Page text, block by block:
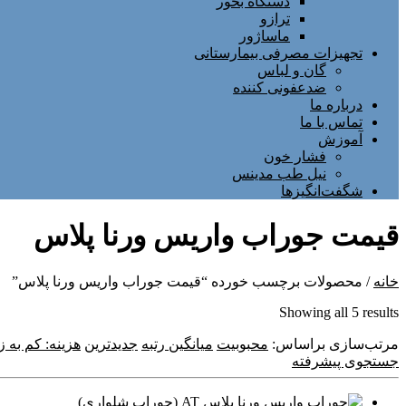
ترازو
ماساژور
تجهیزات مصرفی بیمارستانی
گان و لباس
ضدعفونی کننده
درباره ما
تماس با ما
آموزش
فشار خون
نیل طب مدینس
شگفت‌انگیزها
قیمت جوراب واریس ورنا پلاس
خانه / محصولات برچسب خورده “قیمت جوراب واریس ورنا پلاس”
Showing all 5 results
latestمرتب‌سازی براساس: محبوبیت میانگین رتبه جدیدترین هزینه: کم به
جستجوی پیشرفته